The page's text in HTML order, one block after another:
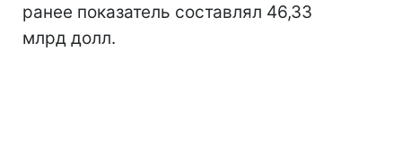
ранее показатель составлял 46,33
млрд долл.